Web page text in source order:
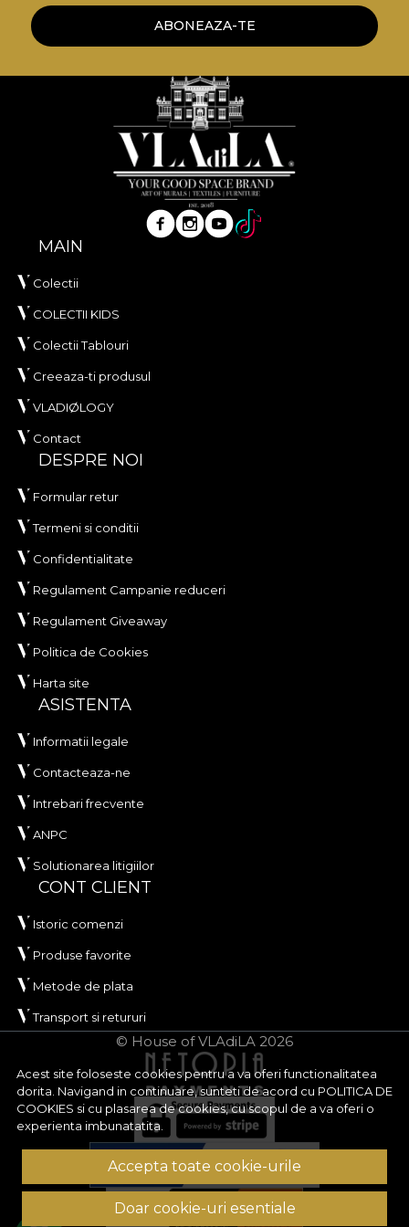
*Din dragostea si respectul fata de natura, toate
tapetele noastre sunt confectionate din materiale
**House of VLAdiLA recomanda utilizarea
adezivului propriu in aplicarea tapetului. In acest
mod, te poti bucura de un proces de redecorare
rapid, sigur si eficient, care se ridica la cele mai inalte
standarde de calitate.
Acest site foloseste cookies pentru a va oferi functionalitatea
dorita. Navigand in continuare, sunteti de acord cu POLITICA DE
COOKIES si cu plasarea de cookies, cu scopul de a va oferi o
experienta imbunatatita.
Accepta toate cookie-urile
Doar cookie-uri esentiale
ABONEAZA-TE
MAIN
Colectii
COLECTII KIDS
Colectii Tablouri
Creeaza-ti produsul
VLADIØLOGY
Contact
DESPRE NOI
Formular retur
Termeni si conditii
Confidentialitate
Regulament Campanie reduceri
Regulament Giveaway
Politica de Cookies
Harta site
ASISTENTA
Informatii legale
Contacteaza-ne
Intrebari frecvente
ANPC
Solutionarea litigiilor
CONT CLIENT
Istoric comenzi
Produse favorite
Metode de plata
Transport si retururi
© House of VLAdiLA 2026